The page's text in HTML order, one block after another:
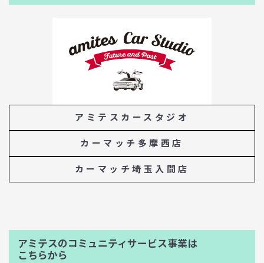
アミテスカースタジオ
カーマッチ多摩西店
カーマッチ埼玉入間店
アミテスのコミュニティサービス事業は
こちらから